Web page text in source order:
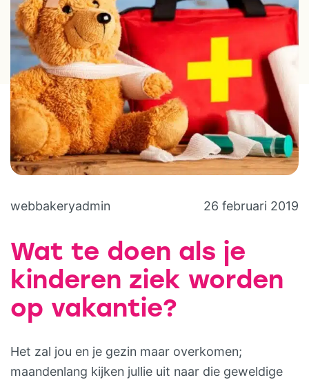
webbakeryadmin 26 februari 2019
Wat te doen als je
kinderen ziek worden
op vakantie?
Het zal jou en je gezin maar overkomen;
maandenlang kijken jullie uit naar die geweldige